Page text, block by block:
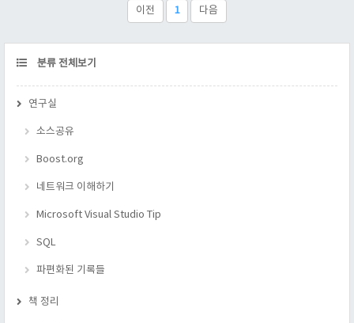
보심이 좋을 것 같다. Func.cpp 의 7 라인에 break point 를 걸어
서, dp의 멤버 변수가 있고..
이전 1 다음
CATEGORY
분류 전체보기
연구실
소스공유
Boost.org
네트워크 이해하기
Microsoft Visual Studio Tip
SQL
파편화된 기록들
책 정리